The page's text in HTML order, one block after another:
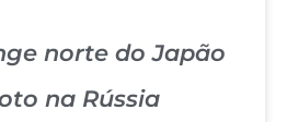
norte do Japão
na Rússia